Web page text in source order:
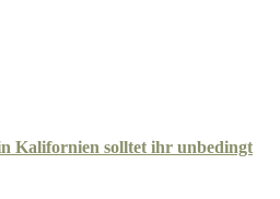
Kalifornien solltet ihr unbedingt